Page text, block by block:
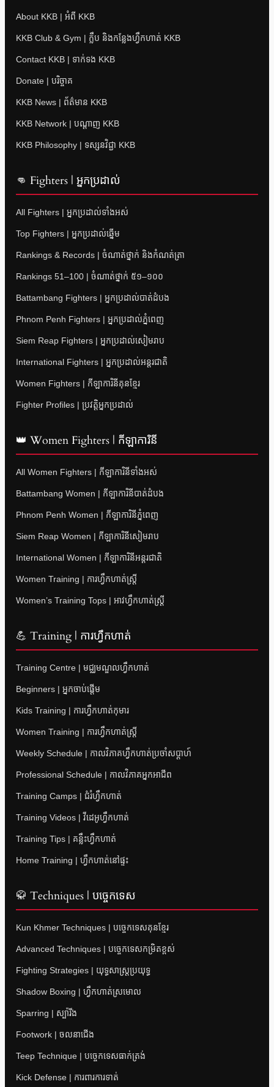
About KKB | អំពី KKB
KKB Club & Gym | ក្លឹប និងកន្លែងហ្វឹកហាត់ KKB
Contact KKB | ទាក់ទង KKB
Donate | បរិច្ចាគ
KKB News | ព័ត៌មាន KKB
KKB Network | បណ្តាញ KKB
KKB Philosophy | ទស្សនវិជ្ជា KKB
👊 Fighters | អ្នកប្រដាល់
All Fighters | អ្នកប្រដាល់ទាំងអស់
Top Fighters | អ្នកប្រដាល់ឆ្នើម
Rankings & Records | ចំណាត់ថ្នាក់ និងកំណត់ត្រា
Rankings 51–100 | ចំណាត់ថ្នាក់ ៥១–១០០
Battambang Fighters | អ្នកប្រដាល់បាត់ដំបង
Phnom Penh Fighters | អ្នកប្រដាល់ភ្នំពេញ
Siem Reap Fighters | អ្នកប្រដាល់សៀមរាប
International Fighters | អ្នកប្រដាល់អន្តរជាតិ
Women Fighters | កីឡាការិនីគុនខ្មែរ
Fighter Profiles | ប្រវត្តិអ្នកប្រដាល់
👑 Women Fighters | កីឡាការិនី
All Women Fighters | កីឡាការិនីទាំងអស់
Battambang Women | កីឡាការិនីបាត់ដំបង
Phnom Penh Women | កីឡាការិនីភ្នំពេញ
Siem Reap Women | កីឡាការិនីសៀមរាប
International Women | កីឡាការិនីអន្តរជាតិ
Women Training | ការហ្វឹកហាត់ស្ត្រី
Women’s Training Tops | អាវហ្វឹកហាត់ស្ត្រី
💪 Training | ការហ្វឹកហាត់
Training Centre | មជ្ឈមណ្ឌលហ្វឹកហាត់
Beginners | អ្នកចាប់ផ្តើម
Kids Training | ការហ្វឹកហាត់កុមារ
Women Training | ការហ្វឹកហាត់ស្ត្រី
Weekly Schedule | កាលវិភាគហ្វឹកហាត់ប្រចាំសប្តាហ៍
Professional Schedule | កាលវិភាគអ្នកអាជីព
Training Camps | ជំរំហ្វឹកហាត់
Training Videos | វីដេអូហ្វឹកហាត់
Training Tips | គន្លឹះហ្វឹកហាត់
Home Training | ហ្វឹកហាត់នៅផ្ទះ
🥋 Techniques | បច្ចេកទេស
Kun Khmer Techniques | បច្ចេកទេសគុនខ្មែរ
Advanced Techniques | បច្ចេកទេសកម្រិតខ្ពស់
Fighting Strategies | យុទ្ធសាស្ត្រប្រយុទ្ធ
Shadow Boxing | ហ្វឹកហាត់ស្រមោល
Sparring | ស្ប៉ារីង
Footwork | ចលនាជើង
Teep Technique | បច្ចេកទេសធាក់ត្រង់
Kick Defense | ការពារការទាត់